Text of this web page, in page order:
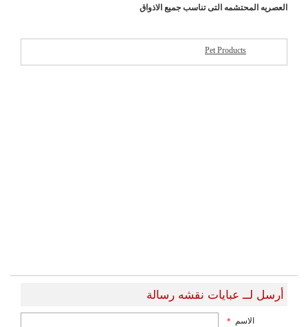
العصريه المحتشمه التى تناسب جميع الاذواق
Pet Products
أرسل لــ عبايات نقشه رسالة
الاسم *